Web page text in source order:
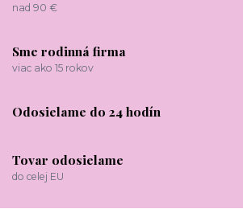
nad 90 €
Sme rodinná firma
viac ako 15 rokov
Odosielame do 24 hodín
Tovar odosielame
do celej EU